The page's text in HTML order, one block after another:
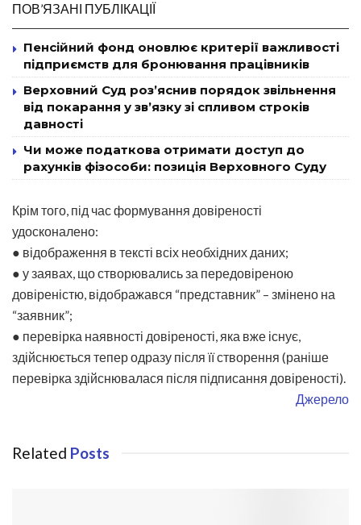
ПОВ’ЯЗАНІ ПУБЛІКАЦІЇ
Пенсійний фонд оновлює критерії важливості
підприємств для бронювання працівників
Верховний Суд роз’яснив порядок звільнення
від покарання у зв’язку зі спливом строків
давності
Чи може податкова отримати доступ до
рахунків фізособи: позиція Верховного Суду
Крім того, під час формування довіреності
удосконалено:
● відображення в тексті всіх необхідних даних;
● у заявах, що створювались за передовіреною
довіреністю, відображався “представник” – змінено на
“заявник”;
● перевірка наявності довіреності, яка вже існує,
здійснюється тепер одразу після її створення (раніше
перевірка здійснювалася після підписання довіреності).
Джерело
Related Posts